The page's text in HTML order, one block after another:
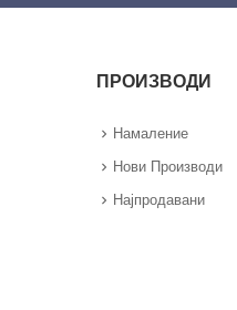
ПРОИЗВОДИ
Намаление
Нови Производи
Најпродавани